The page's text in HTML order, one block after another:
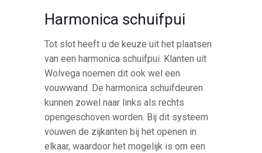
Harmonica schuifpui
Tot slot heeft u de keuze uit het plaatsen
van een harmonica schuifpui. Klanten uit
Wolvega noemen dit ook wel een
vouwwand. De harmonica schuifdeuren
kunnen zowel naar links als rechts
opengeschoven worden. Bij dit systeem
vouwen de zijkanten bij het openen in
elkaar, waardoor het mogelijk is om een